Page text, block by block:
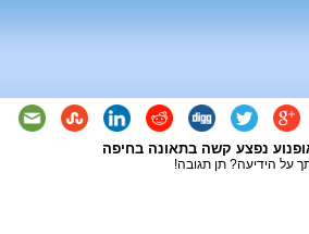
נפצע קשה בתאונה בחיפה
על הידיעה? תן תגובה!